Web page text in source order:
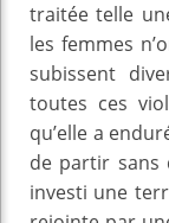
traitée telle
les femmes
subissent
toutes ces
qu’elle a
de partir sans
investi une